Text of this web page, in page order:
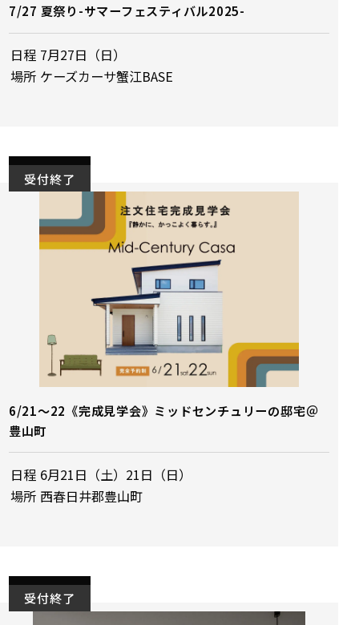
7/27 夏祭り-サマーフェスティバル2025-
日程 7月27日（日）
場所 ケーズカーサ蟹江BASE
受付終了
6/21～22《完成見学会》ミッドセンチュリーの邸宅＠
豊山町
日程 6月21日（土）21日（日）
場所 西春日井郡豊山町
受付終了